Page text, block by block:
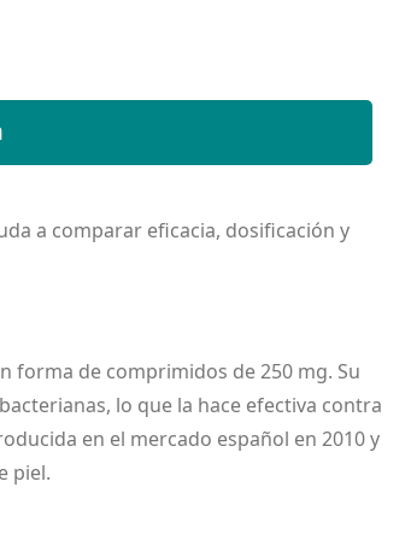
a comparar eficacia, dosificación y
forma de comprimidos de 250 mg. Su
lo que la hace efectiva contra
en el mercado español en 2010 y
piel.